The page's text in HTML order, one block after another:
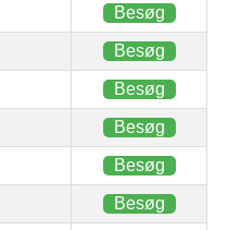
Besøg
Besøg
Besøg
Besøg
Besøg
Besøg